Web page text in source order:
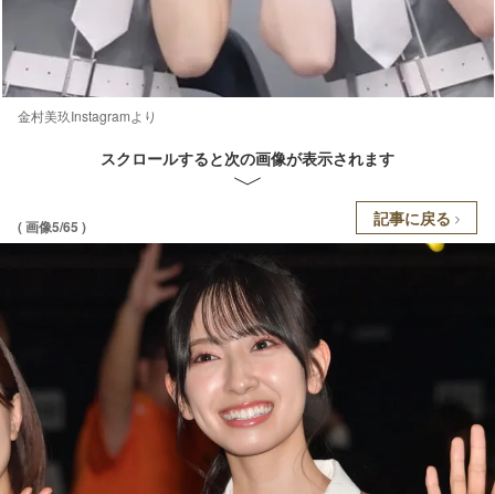
金村美玖Instagramより
スクロールすると次の画像が表示されます
( 画像5/65 ) 記事に戻る